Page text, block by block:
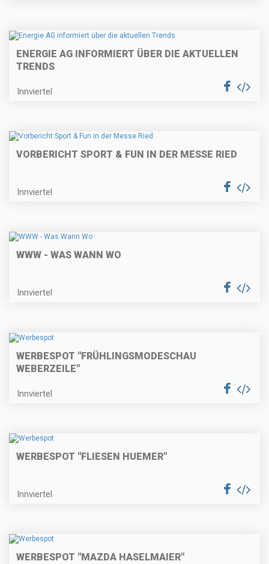
ENERGIE AG INFORMIERT ÜBER DIE AKTUELLEN
TRENDS
Innviertel
VORBERICHT SPORT & FUN IN DER MESSE RIED
Innviertel
WWW - WAS WANN WO
Innviertel
WERBESPOT "FRÜHLINGSMODESCHAU
WEBERZEILE"
Innviertel
WERBESPOT "FLIESEN HUEMER"
Innviertel
WERBESPOT "MAZDA HASELMAIER"